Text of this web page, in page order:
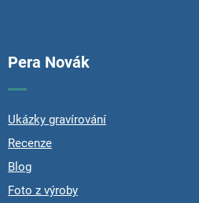
Pera Novák
Ukázky gravírování
Recenze
Blog
Foto z výroby